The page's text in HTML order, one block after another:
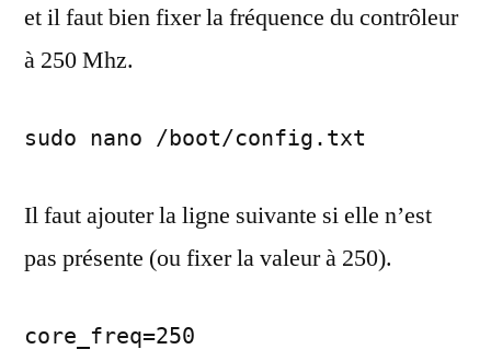
et il faut bien fixer la fréquence du contrôleur
à 250 Mhz.
sudo nano /boot/config.txt
Il faut ajouter la ligne suivante si elle n’est
pas présente (ou fixer la valeur à 250).
core_freq=250